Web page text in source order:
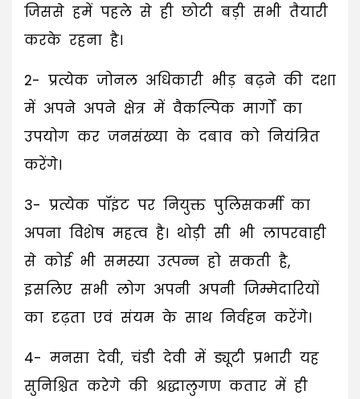
जिससे हमें पहले से ही छोटी बड़ी सभी तैयारी
करके रहना है।
2- प्रत्येक जोनल अधिकारी भीड़ बढ़ने की दशा
में अपने अपने क्षेत्र में वैकल्पिक मार्गों का
उपयोग कर जनसंख्या के दबाव को नियंत्रित
करेंगे।
3- प्रत्येक पॉइंट पर नियुक्त पुलिसकर्मी का
अपना विशेष महत्व है। थोड़ी सी भी लापरवाही
से कोई भी समस्या उत्पन्न हो सकती है,
इसलिए सभी लोग अपनी अपनी जिम्मेदारियों
का दृढ़ता एवं संयम के साथ निर्वहन करेंगे।
4- मनसा देवी, चंडी देवी में ड्यूटी प्रभारी यह
सुनिश्चित करेगे की श्रद्धालुगण कतार में ही